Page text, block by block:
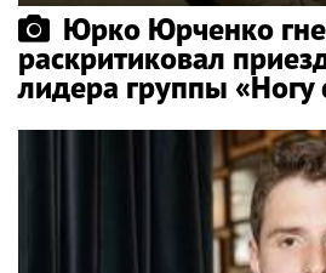
Юрко Юрченко
раскритиковал
лидера группы «Ногу